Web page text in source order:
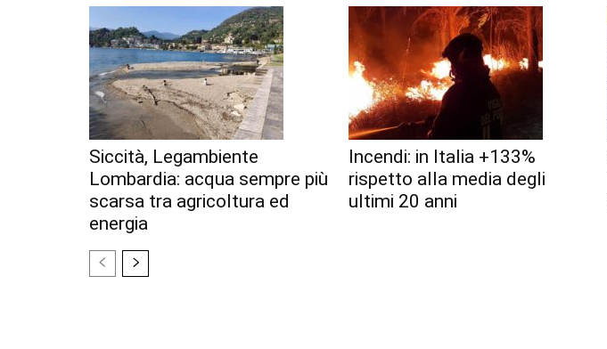
Siccità, Legambiente
Lombardia: acqua sempre più
scarsa tra agricoltura ed
energia
Incendi: in Italia +133%
rispetto alla media degli
ultimi 20 anni